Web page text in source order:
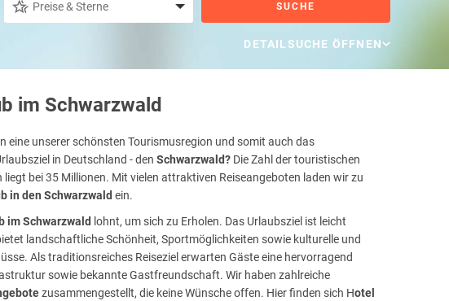
SUCHE
DETAILSUCHE ÖFFNEN
im Schwarzwald
eine unserer schönsten Tourismusregion und somit auch das
in Deutschland - den Schwarzwald? Die Zahl der touristischen
liegt bei 35 Millionen. Mit vielen attraktiven Reiseangeboten laden wir zu
in den Schwarzwald ein.
im Schwarzwald lohnt, um sich zu Erholen. Das Urlaubsziel ist leicht
landschaftliche Schönheit, Sportmöglichkeiten sowie kulturelle und
Als traditionsreiches Reiseziel erwarten Gäste eine hervorragend
sowie bekannte Gastfreundschaft. Wir haben zahlreiche
zusammengestellt, die keine Wünsche offen. Hier finden sich Hotel